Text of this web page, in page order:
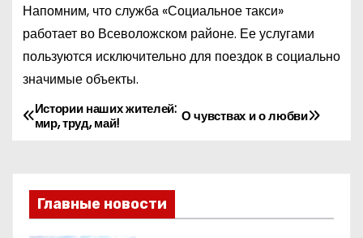
Напомним, что служба «Социальное такси»
работает во Всеволожском районе. Ее услугами
пользуются исключительно для поездок в социально
значимые объекты.
Н
в
и
О чувствах и о любви
Истории наших жителей:
мир, труд, май!
Главные новости